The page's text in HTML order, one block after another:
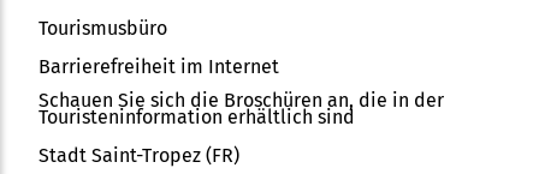
Tourismusbüro
Barrierefreiheit im Internet
Schauen Sie sich die Broschüren an, die in der
Touristeninformation erhältlich sind
Stadt Saint-Tropez (FR)